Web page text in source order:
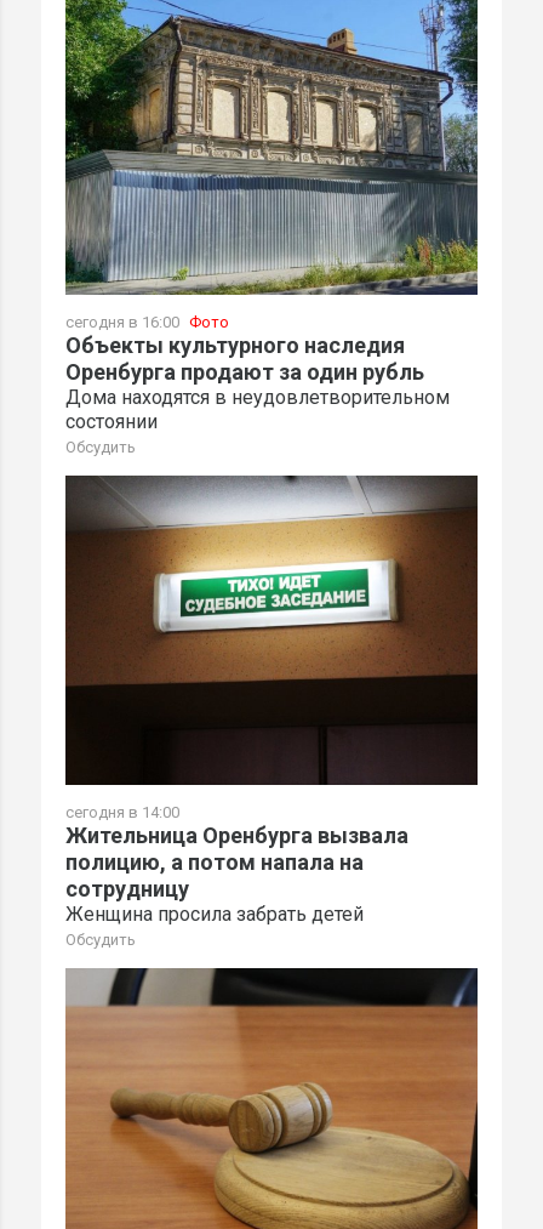
сегодня в 16:00 Фото
Объекты культурного наследия
Оренбурга продают за один рубль
Дома находятся в неудовлетворительном
состоянии
Обсудить
сегодня в 14:00
Жительница Оренбурга вызвала
полицию, а потом напала на
сотрудницу
Женщина просила забрать детей
Обсудить